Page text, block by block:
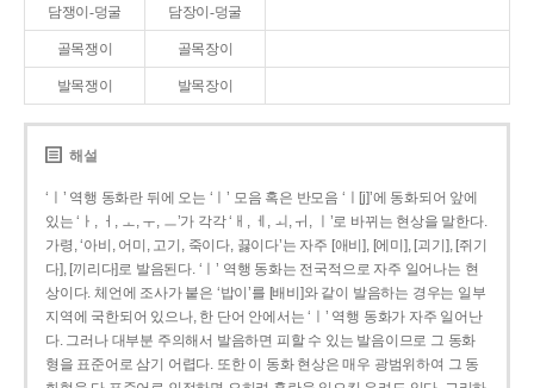
담쟁이-덩굴 담장이-덩굴
골목쟁이 골목장이
발목쟁이 발목장이
해설
‘ㅣ’ 역행 동화란 뒤에 오는 ‘ㅣ’ 모음 혹은 반모음 ‘ㅣ[j]’에 동화되어 앞에
있는 ‘ㅏ, ㅓ, ㅗ, ㅜ, ㅡ’가 각각 ‘ㅐ, ㅔ, ㅚ, ㅟ, ㅣ’로 바뀌는 현상을 말한다.
가령, ‘아비, 어미, 고기, 죽이다, 끓이다’는 자주 [애비], [에미], [괴기], [쥐기
다], [끼리다]로 발음된다. ‘ㅣ’ 역행 동화는 전국적으로 자주 일어나는 현
상이다. 체언에 조사가 붙은 ‘밥이’를 [배비]와 같이 발음하는 경우는 일부
지역에 국한되어 있으나, 한 단어 안에서는 ‘ㅣ’ 역행 동화가 자주 일어난
다. 그러나 대부분 주의해서 발음하면 피할 수 있는 발음이므로 그 동화
형을 표준어로 삼기 어렵다. 또한 이 동화 현상은 매우 광범위하여 그 동